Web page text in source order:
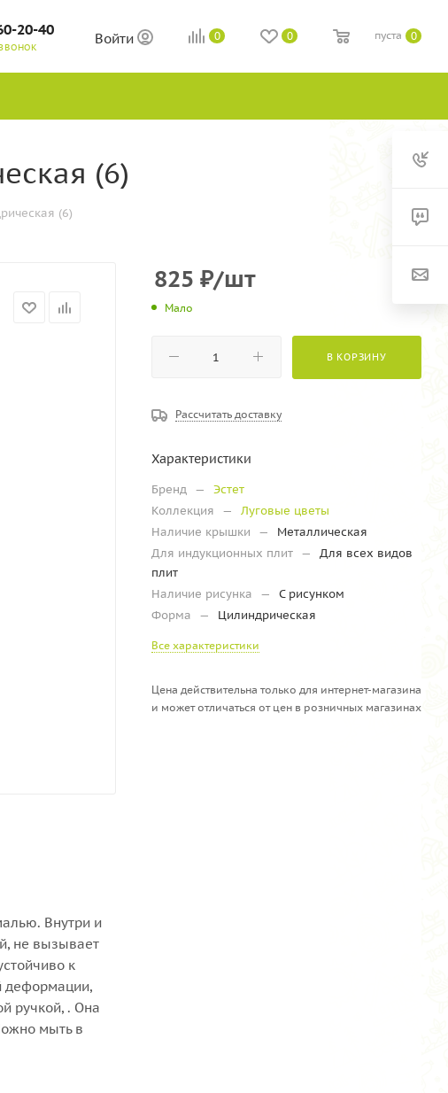
20-40
Войти 0 0 0
пуста
(6)
(6)
Внутри и
не вызывает
к
деформации,
ручкой, . Она
мыть в
825 ₽/шт
Мало
В КОРЗИНУ
Рассчитать доставку
Характеристики
Бренд —
Эстет
Коллекция
—
Луговые цветы
Наличие крышки
—
Металлическая
Для индукционных плит —
Для всех видов
плит
Наличие рисунка
—
С рисунком
Форма
— Цилиндрическая
Все характеристики
Цена действительна только для интернет-магазина
и может отличаться от цен в розничных магазинах